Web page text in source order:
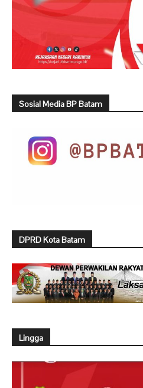
Sosial Media BP Batam
DPRD Kota Batam
Lingga